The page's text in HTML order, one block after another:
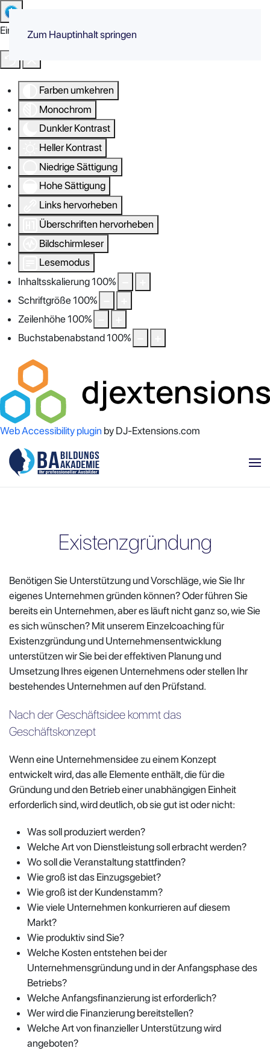
Eingabehilfen öffnen
Farben umkehren
Monochrom
Dunkler Kontrast
Heller Kontrast
Niedrige Sättigung
Hohe Sättigung
Links hervorheben
Überschriften hervorheben
Bildschirmleser
Lesemodus
Inhaltsskalierung100%
Schriftgröße100%
Zeilenhöhe100%
Buchstabenabstand100%
Web Accessibility plugin by DJ-Extensions.com
Zum Hauptinhalt springen
Existenzgründung
Benötigen Sie Unterstützung und Vorschläge, wie Sie Ihr
eigenes Unternehmen gründen können? Oder führen Sie
bereits ein Unternehmen, aber es läuft nicht ganz so, wie Sie
es sich wünschen? Mit unserem Einzelcoaching für
Existenzgründung und Unternehmensentwicklung
unterstützen wir Sie bei der effektiven Planung und
Umsetzung Ihres eigenen Unternehmens oder stellen Ihr
bestehendes Unternehmen auf den Prüfstand.
Nach der Geschäftsidee kommt das
Geschäftskonzept
Wenn eine Unternehmensidee zu einem Konzept
entwickelt wird, das alle Elemente enthält, die für die
Gründung und den Betrieb einer unabhängigen Einheit
erforderlich sind, wird deutlich, ob sie gut ist oder nicht:
Was soll produziert werden?
Welche Art von Dienstleistung soll erbracht werden?
Wo soll die Veranstaltung stattfinden?
Wie groß ist das Einzugsgebiet?
Wie groß ist der Kundenstamm?
Wie viele Unternehmen konkurrieren auf diesem
Markt?
Wie produktiv sind Sie?
Welche Kosten entstehen bei der
Unternehmensgründung und in der Anfangsphase des
Betriebs?
Welche Anfangsfinanzierung ist erforderlich?
Wer wird die Finanzierung bereitstellen?
Welche Art von finanzieller Unterstützung wird
angeboten?